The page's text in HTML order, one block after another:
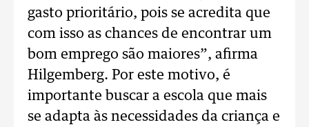
gasto prioritário, pois se acredita que
com isso as chances de encontrar um
bom emprego são maiores”, afirma
Hilgemberg. Por este motivo, é
importante buscar a escola que mais
se adapta às necessidades da criança e